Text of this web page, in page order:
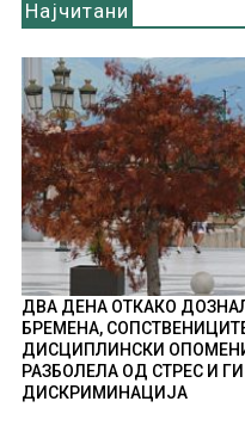
Најчитани
ДВА ДЕНА ОТКАКО
БРЕМЕНА,
ДИСЦИПЛИНСКИ ОПОМЕНИ
РАЗБОЛЕЛА ОД СТРЕС И
ДИСКРИМИНАЦИЈА